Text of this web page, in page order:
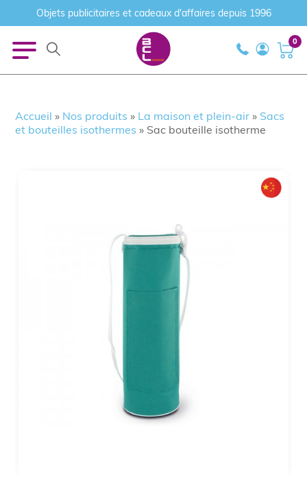
Objets publicitaires et cadeaux d'affaires depuis 1996
0
Accueil » Nos produits » La maison et plein-air » Sacs
et bouteilles isothermes » Sac bouteille isotherme